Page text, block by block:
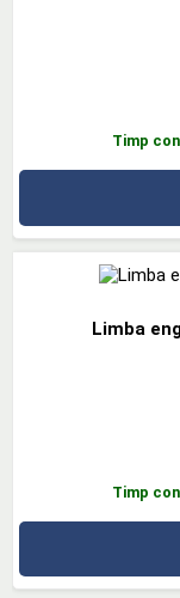
Timp
Limba
Timp